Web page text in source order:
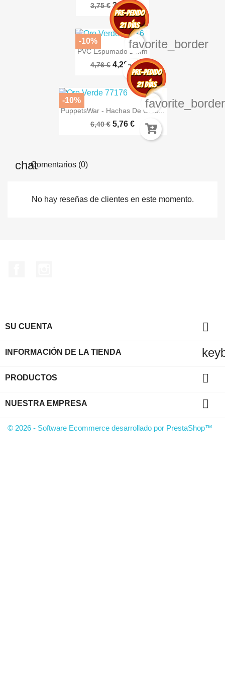
3,75 € 3,38 €
PVC Espumado 2 Mm
4,76 € 4,28 €
-10% favorite_border
PuppetsWar - Hachas De Orco...
6,40 € 5,76 €
-10% favorite_border
Comentarios (0)
No hay reseñas de clientes en este momento.
SU CUENTA 
INFORMACIÓN DE LA TIENDA
PRODUCTOS 
NUESTRA EMPRESA 
© 2026 - Software Ecommerce desarrollado por PrestaShop™